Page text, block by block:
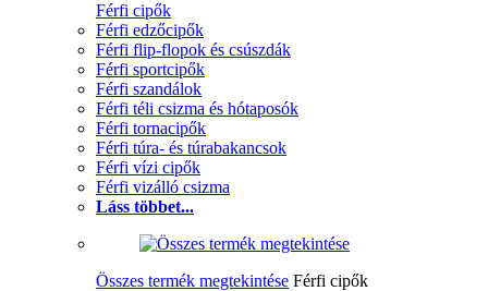
Férfi cipők
Férfi edzőcipők
Férfi flip-flopok és csúszdák
Férfi sportcipők
Férfi szandálok
Férfi téli csizma és hótaposók
Férfi tornacipők
Férfi túra- és túrabakancsok
Férfi vízi cipők
Férfi vizálló csizma
Láss többet...
Összes termék megtekintése Férfi cipők